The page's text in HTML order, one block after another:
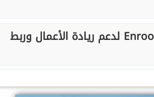
شراكة مبتكرة بين جامعة سوهاج الأهلية ومؤسسة Enroot لدعم ريادة الأعمال وربط